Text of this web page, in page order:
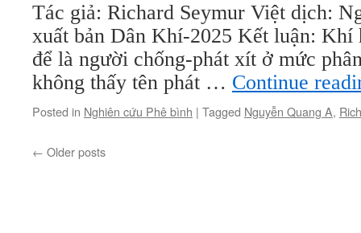
Tác giả: Richard Seymur Việt dịch:
xuất bản Dân Khí-2025 Kết luận: Khí
để là người chống-phát xít ở mức
không thấy tên phát … Continue
Posted in Nghiên cứu Phê bình | Tagged Nguyễn Quang A,
← Older posts